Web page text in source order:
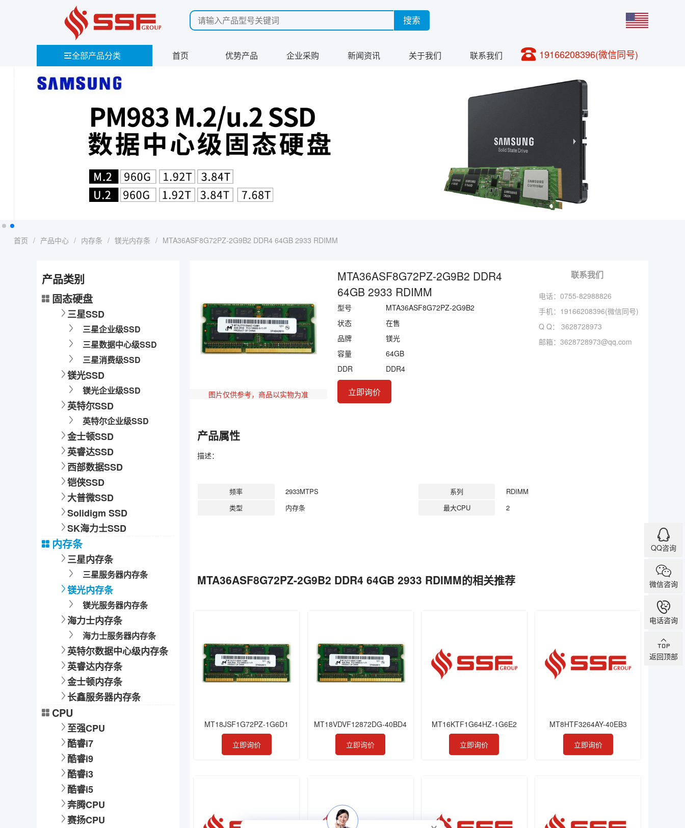
19166208396(微信同号)
全部产品分类 首页 优势产品 企业采购 新闻资讯 关于我们 联系我们
首页 / 产品中心 / 内存条 / 镁光内存条 / MTA36ASF8G72PZ-2G9B2 DDR4 64GB 2933 RDIMM
产品类别
固态硬盘
三星SSD
三星企业级SSD
三星数据中心级SSD
三星消费级SSD
镁光SSD
镁光企业级SSD
英特尔SSD
英特尔企业级SSD
金士顿SSD
英睿达SSD
西部数据SSD
铠侠SSD
大普微SSD
Solidigm SSD
SK海力士SSD
内存条
三星内存条
三星服务器内存条
镁光内存条
镁光服务器内存条
海力士内存条
海力士服务器内存条
英特尔数据中心级内存条
英睿达内存条
金士顿内存条
长鑫服务器内存条
CPU
至强CPU
酷睿i7
酷睿i9
酷睿i3
酷睿i5
奔腾CPU
赛扬CPU
图片仅供参考，商品以实物为准
MTA36ASF8G72PZ-2G9B2 DDR4
64GB 2933 RDIMM
型号
MTA36ASF8G72PZ-2G9B2
状态
在售
品牌
镁光
容量
64GB
DDR
DDR4
立即询价
联系我们
电话：0755-82988826
手机： 19166208396(微信同号)
Q Q： 3628728973
邮箱： 3628728973@qq.com
产品属性
描述：
频率 2933MTPS 系列
RDIMM
类型
内存条 最大CPU 2
MTA36ASF8G72PZ-2G9B2 DDR4 64GB 2933 RDIMM的相关推荐
MT18JSF1G72PZ-1G6D1
立即询价
MT18VDVF12872DG-40BD4
立即询价
MT16KTF1G64HZ-1G6E2
立即询价
MT8HTF3264AY-40EB3
立即询价
QQ咨询
微信咨询
电话咨询
返回顶部